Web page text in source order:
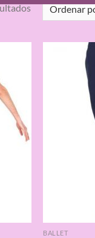
Ordenado
por
BALLET